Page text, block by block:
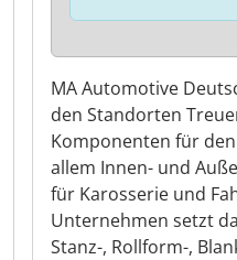
MA Automotive
den Standorten
Komponenten für
allem Innen- und
für Karosserie und
Unternehmen setzt
Stanz-, Rollform-,